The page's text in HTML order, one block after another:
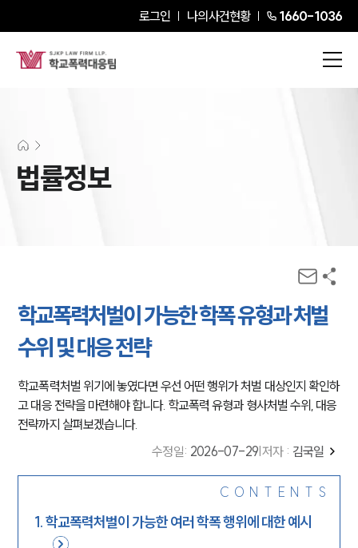
로그인 나의사건현황 1660-1036
법률정보
학교폭력처벌이 가능한 학폭 유형과 처벌
수위 및 대응 전략
학교폭력처벌 위기에 놓였다면 우선 어떤 행위가 처벌 대상인지 확인하
고 대응 전략을 마련해야 합니다. 학교폭력 유형과 형사처벌 수위, 대응
전략까지 살펴보겠습니다.
수정일: 2026-07-29 저자 : 김국일
CONTENTS
1.학교폭력처벌이 가능한 여러 학폭 행위에 대한 예시